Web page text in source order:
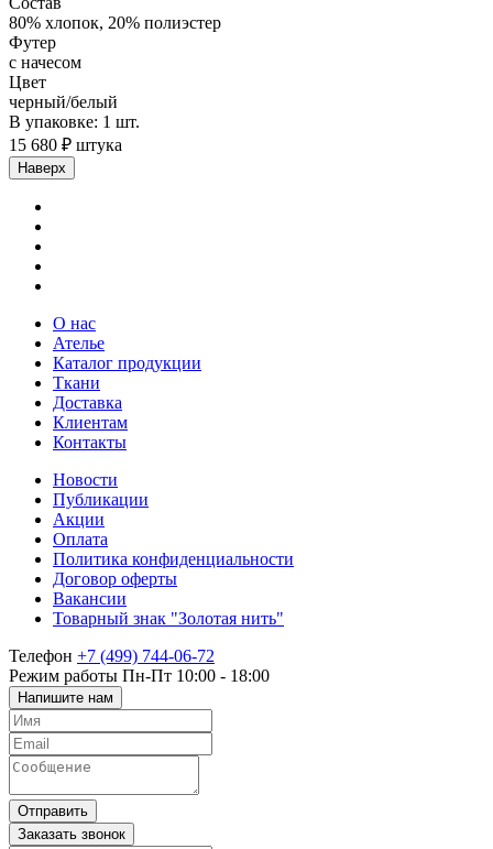
80% хлопок, 20% полиэстер
Футер
с начесом
Цвет
черный/белый
В упаковке: 1 шт.
15 680 ₽ штука
Наверх
О нас
Ателье
Каталог продукции
Ткани
Доставка
Клиентам
Контакты
Новости
Публикации
Акции
Оплата
Политика конфиденциальности
Договор оферты
Вакансии
Товарный знак "Золотая нить"
Телефон +7 (499) 744-06-72
Режим работы Пн-Пт 10:00 - 18:00
Напишите нам
Отправить
Заказать звонок